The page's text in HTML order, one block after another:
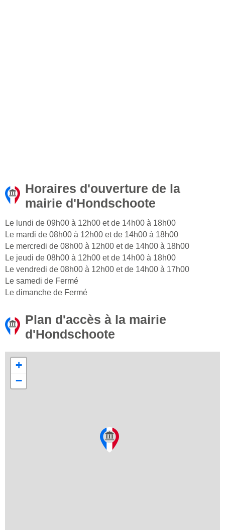
Horaires d'ouverture de la
mairie d'Hondschoote
Le lundi de 09h00 à 12h00 et de 14h00 à 18h00
Le mardi de 08h00 à 12h00 et de 14h00 à 18h00
Le mercredi de 08h00 à 12h00 et de 14h00 à 18h00
Le jeudi de 08h00 à 12h00 et de 14h00 à 18h00
Le vendredi de 08h00 à 12h00 et de 14h00 à 17h00
Le samedi de Fermé
Le dimanche de Fermé
Plan d'accès à la mairie
d'Hondschoote
+
−